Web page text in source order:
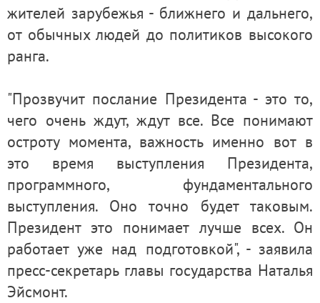
жителей зарубежья - ближнего и дальнего,
от обычных людей до политиков высокого
ранга.
"Прозвучит послание Президента - это то,
чего очень ждут, ждут все. Все понимают
остроту момента, важность именно вот в
это время выступления Президента,
программного, фундаментального
выступления. Оно точно будет таковым.
Президент это понимает лучше всех. Он
работает уже над подготовкой", - заявила
пресс-секретарь главы государства Наталья
Эйсмонт.